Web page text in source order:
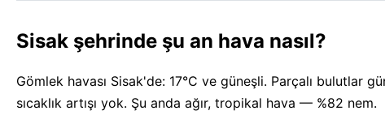
Sisak şehrinde şu an hava nasıl?
Gömlek havası Sisak'de: 17°C ve güneşli. Parçalı bulutlar
sıcaklık artışı yok. Şu anda ağır, tropikal hava — %82 nem.